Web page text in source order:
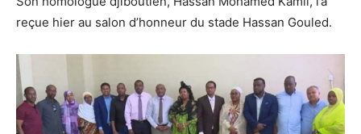
reçue hier au salon d’honneur du stade Hassan Gouled.